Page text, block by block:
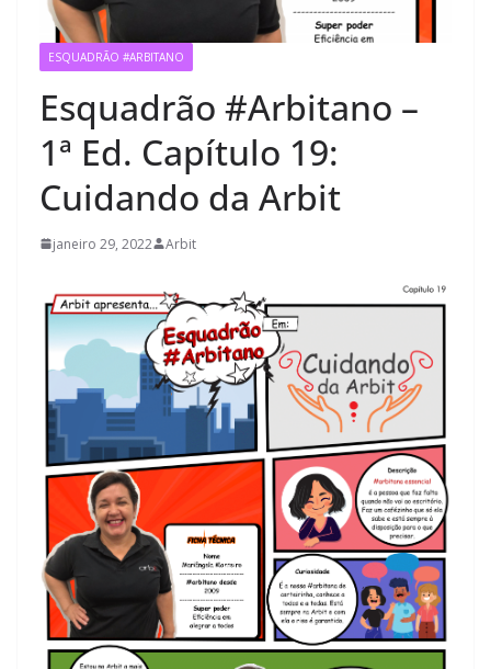
ESQUADRÃO #ARBITANO
Esquadrão #Arbitano –
1ª Ed. Capítulo 19:
Cuidando da Arbit
janeiro 29, 2022 Arbit